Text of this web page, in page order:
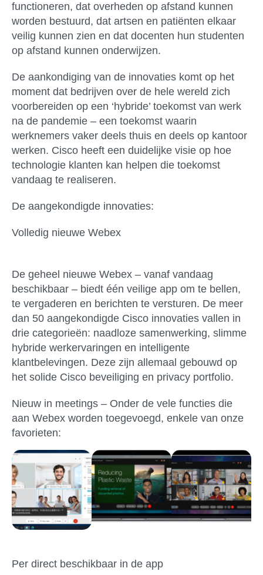
functioneren, dat overheden op afstand kunnen
worden bestuurd, dat artsen en patiënten elkaar
veilig kunnen zien en dat docenten hun studenten
op afstand kunnen onderwijzen.
De aankondiging van de innovaties komt op het
moment dat bedrijven over de hele wereld zich
voorbereiden op een ‘hybride’ toekomst van werk
na de pandemie – een toekomst waarin
werknemers vaker deels thuis en deels op kantoor
werken. Cisco heeft een duidelijke visie op hoe
technologie klanten kan helpen die toekomst
vandaag te realiseren.
De aangekondigde innovaties:
Volledig nieuwe Webex
De geheel nieuwe Webex – vanaf vandaag
beschikbaar – biedt één veilige app om te bellen,
te vergaderen en berichten te versturen. De meer
dan 50 aangekondigde Cisco innovaties vallen in
drie categorieën: naadloze samenwerking, slimme
hybride werkervaringen en intelligente
klantbelevingen. Deze zijn allemaal gebouwd op
het solide Cisco beveiliging en privacy portfolio.
Nieuw in meetings – Onder de vele functies die
aan Webex worden toegevoegd, enkele van onze
favorieten:
Per direct beschikbaar in de app